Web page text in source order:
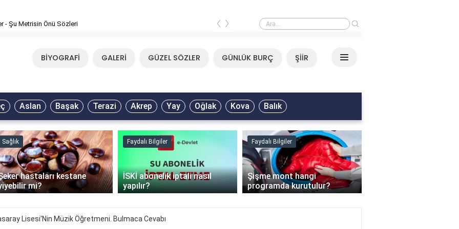
- Şu Metrisin Önü Sözleri Mirkelam - Tavla Sözleri
‹ ›
BİYOGRAFİ GALERİ GÜZEL SÖZLER GÜNLÜK BURÇ ŞİİR
Aslan Başak Terazi Akrep Yay Oğlak Kova Balık
Sağlık
hastaları kestane
mi?
Faydalı Bilgiler
İSKİ abonelik iptali nasıl
yapılır?
Faydalı Bilgiler
Şişme mont hangi
programda kurutulur?
›
Lisesi'Nin Müzik Öğretmeni. Bulmaca Cevabı